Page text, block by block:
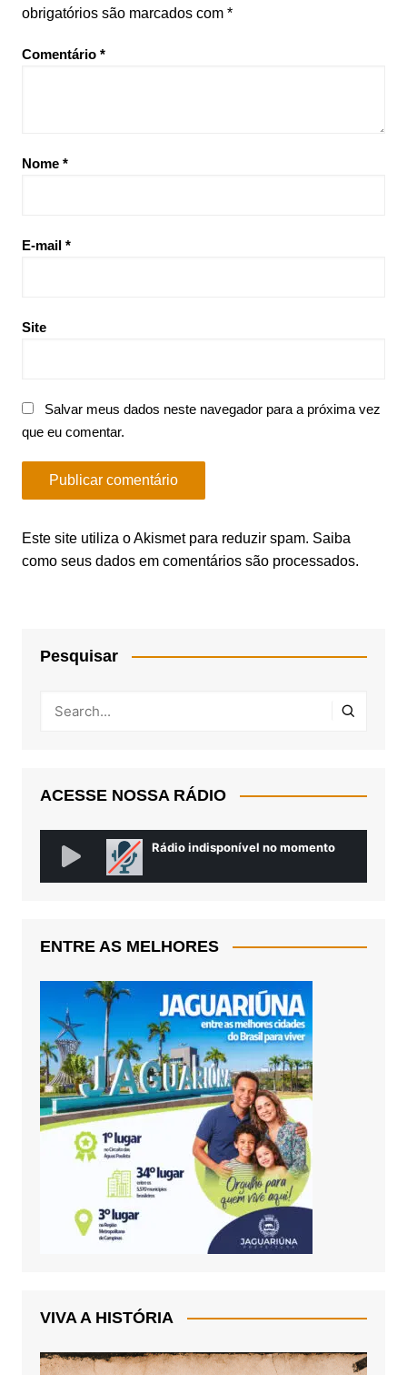
obrigatórios são marcados com *
Comentário *
Nome *
E-mail *
Site
Salvar meus dados neste navegador para a próxima vez
que eu comentar.
Este site utiliza o Akismet para reduzir spam. Saiba
como seus dados em comentários são processados.
Pesquisar
ACESSE NOSSA RÁDIO
ENTRE AS MELHORES
VIVA A HISTÓRIA